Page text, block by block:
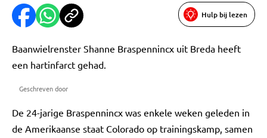
Hulp bij lezen
Baanwielrenster Shanne Braspennincx uit Breda heeft
een hartinfarct gehad.
Geschreven door
De 24-jarige Braspennincx was enkele weken geleden in
de Amerikaanse staat Colorado op trainingskamp, samen